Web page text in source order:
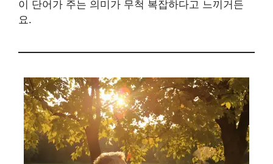
이 단어가 주는 의미가 무척 복잡하다고 느끼거든
요.